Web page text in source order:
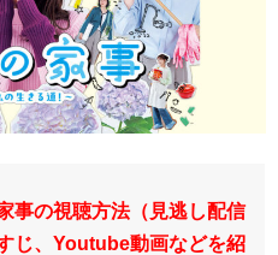
事の視聴方法（見逃し配信
じ、Youtube動画などを紹